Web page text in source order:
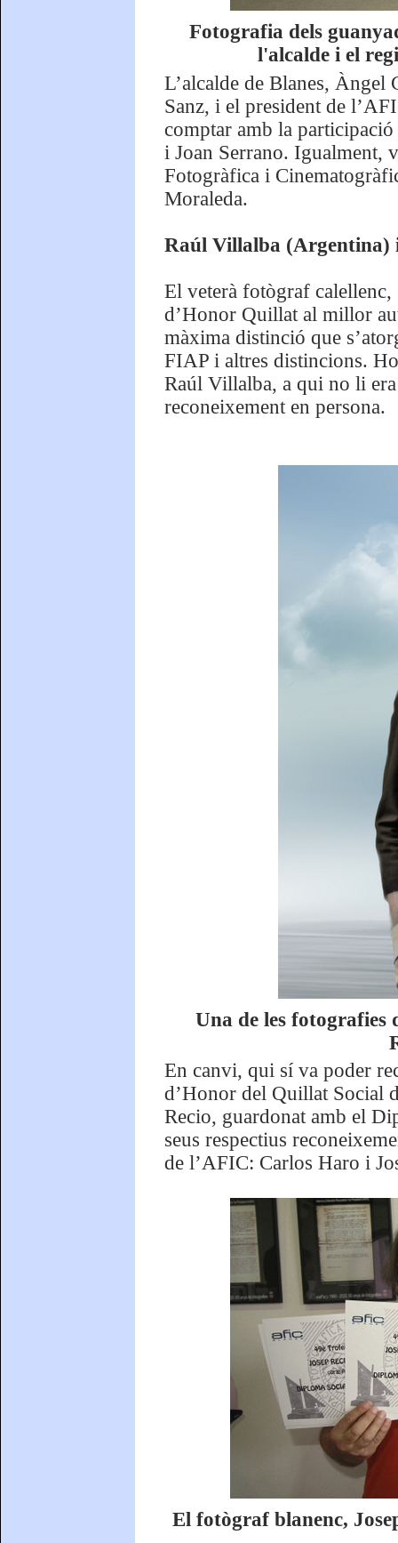
Fotografia dels
l'alcalde i el
L’alcalde de Blanes, Àngel
Sanz, i el president de
comptar amb la
i Joan Serrano. Igualment,
Fotogràfica i
Moraleda.
Raúl Villalba (Argentina)
El veterà fotògraf
d’Honor Quillat al millor
màxima distinció que
FIAP i altres distincions.
Raúl Villalba, a qui no li era
reconeixement en persona.
Una de les
En canvi, qui sí va poder
d’Honor del Quillat Social
Recio, guardonat amb el
seus respectius
de l’AFIC: Carlos Haro i
El fotògraf blanenc,